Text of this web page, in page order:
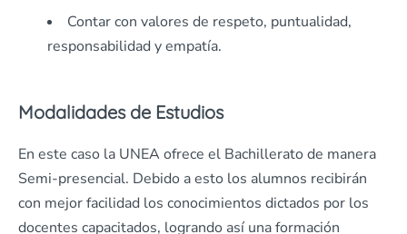
Contar con valores de respeto, puntualidad,
responsabilidad y empatía.
Modalidades de Estudios
En este caso la UNEA ofrece el Bachillerato de manera
Semi-presencial. Debido a esto los alumnos recibirán
con mejor facilidad los conocimientos dictados por los
docentes capacitados, logrando así una formación